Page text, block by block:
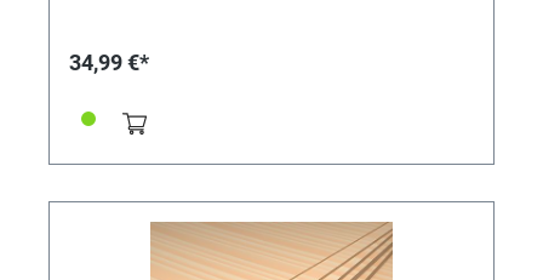
Pappelholzplatten - 6 Brennspitzen - 3 Brennstempel -
34,99 €*